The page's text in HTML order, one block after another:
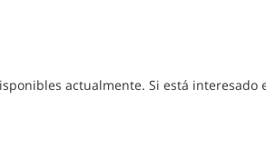
actualmente. Si está